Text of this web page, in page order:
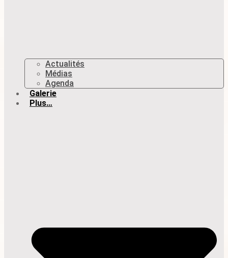
Actualités
Médias
Agenda
Galerie
Plus…